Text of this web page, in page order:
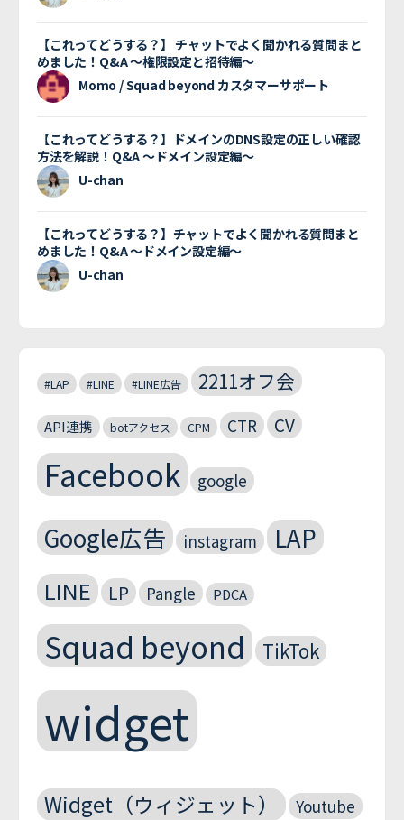
【これってどうする？】 チャットでよく聞かれる質問まと
めました！Q&A 〜権限設定と招待編〜
Momo / Squad beyond カスタマーサポート
【これってどうする？】ドメインのDNS設定の正しい確認
方法を解説！Q&A 〜ドメイン設定編〜
U-chan
【これってどうする？】チャットでよく聞かれる質問まと
めました！Q&A 〜ドメイン設定編〜
U-chan
#LAP #LINE #LINE広告 2211オフ会
API連携 botアクセス CPM CTR CV
Facebook google
Google広告 instagram LAP
LINE LP Pangle PDCA
Squad beyond TikTok
widget
Widget（ウィジェット）
Youtube